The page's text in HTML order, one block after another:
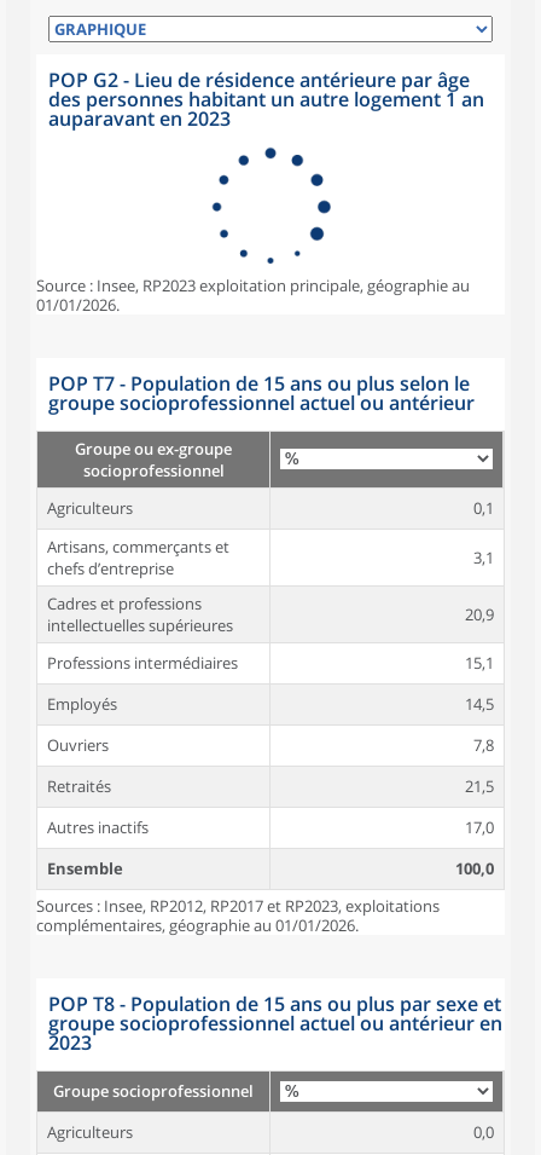
POP G2 - Lieu de résidence antérieure par âge
des personnes habitant un autre logement 1 an
auparavant en 2023
Source : Insee, RP2023 exploitation principale, géographie au
01/01/2026.
POP T7 - Population de 15 ans ou plus selon le
groupe socioprofessionnel actuel ou antérieur
Groupe ou ex-groupe
socioprofessionnel
Agriculteurs
0,1
Artisans, commerçants et
chefs d’entreprise
3,1
Cadres et professions
intellectuelles supérieures
20,9
Professions intermédiaires
15,1
Employés
14,5
Ouvriers
7,8
Retraités
21,5
Autres inactifs
17,0
Ensemble
100,0
Sources : Insee, RP2012, RP2017 et RP2023, exploitations
complémentaires, géographie au 01/01/2026.
POP T8 - Population de 15 ans ou plus par sexe et
groupe socioprofessionnel actuel ou antérieur en
2023
Groupe socioprofessionnel
Agriculteurs
0,0